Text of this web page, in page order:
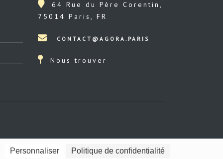
64 Rue du Père Corentin,
75014 Paris, FR
Nous trouver
Personnaliser Politique de confidentialité